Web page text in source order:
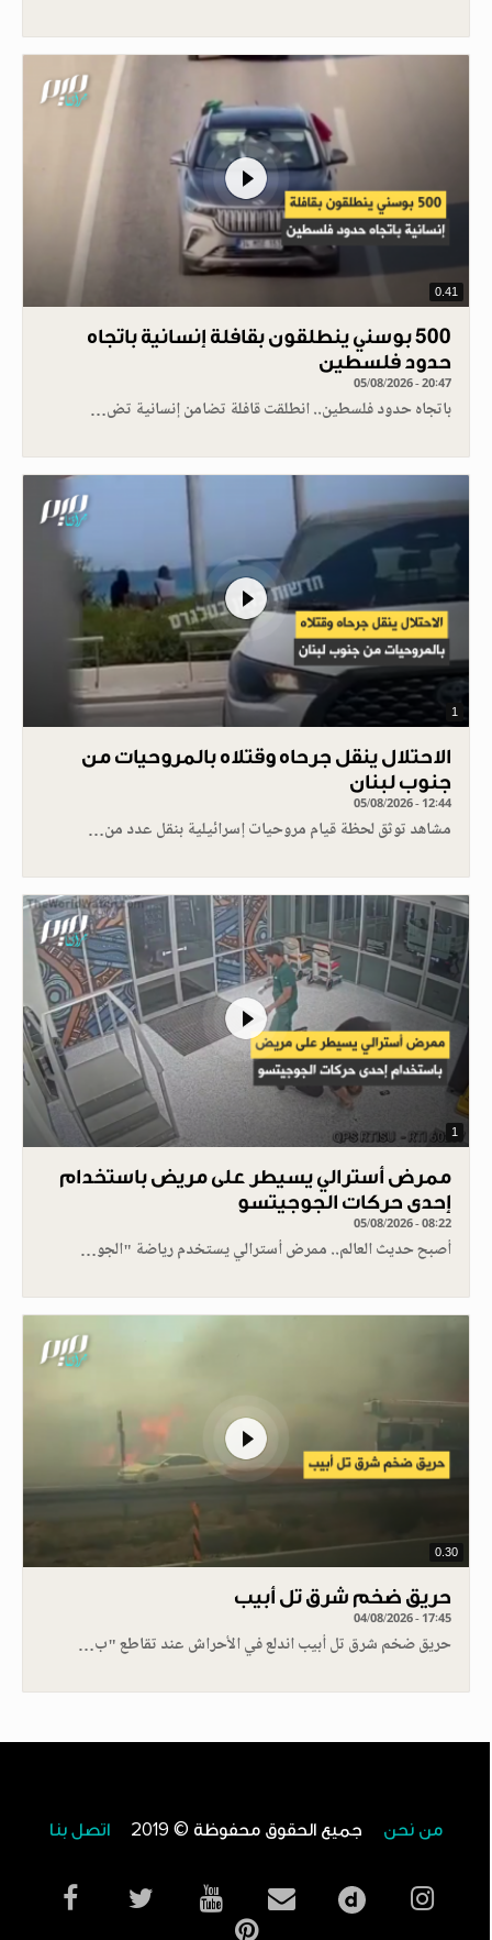
0.41
500 بوسني ينطلقون بقافلة إنسانية باتجاه
حدود فلسطين
05/08/2026 - 20:47
باتجاه حدود فلسطين.. انطلقت قافلة تضامن إنسانية تض…
1
الاحتلال ينقل جرحاه وقتلاه بالمروحيات من
جنوب لبنان
05/08/2026 - 12:44
مشاهد توثق لحظة قيام مروحيات إسرائيلية بنقل عدد من…
1
ممرض أسترالي يسيطر على مريض باستخدام
إحدى حركات الجوجيتسو
05/08/2026 - 08:22
أصبح حديث العالم.. ممرض أسترالي يستخدم رياضة "الجو…
0.30
حريق ضخم شرق تل أبيب
04/08/2026 - 17:45
حريق ضخم شرق تل أبيب اندلع في الأحراش عند تقاطع "ب…
من نحن جميع الحقوق محفوظة © 2019 اتصل بنا